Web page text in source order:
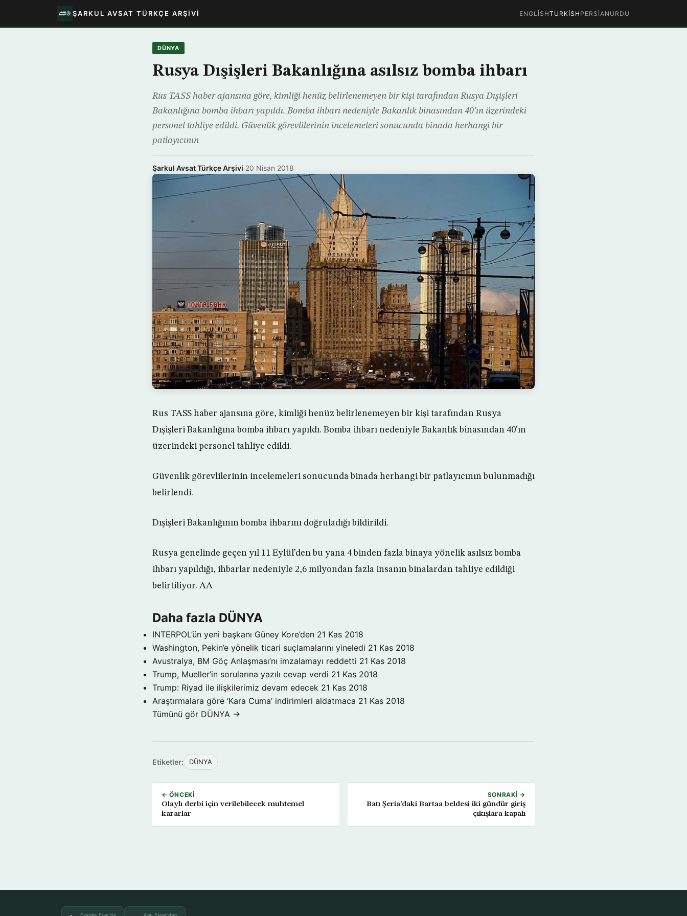
ŞARKUL AVSAT TÜRKÇE ARŞIVI ENGLISHTURKISH PERSIAN URDU
DÜNYA
Rusya Dışişleri Bakanlığına asılsız bomba ihbarı
Rus TASS haber ajansına göre, kimliği henüz belirlenemeyen bir kişi tarafından Rusya Dışişleri
Bakanlığına bomba ihbarı yapıldı. Bomba ihbarı nedeniyle Bakanlık binasından 40’ın üzerindeki
personel tahliye edildi. Güvenlik görevlilerinin incelemeleri sonucunda binada herhangi bir
patlayıcının
Şarkul Avsat Türkçe Arşivi·20 Nisan 2018
Rus TASS haber ajansına göre, kimliği henüz belirlenemeyen bir kişi tarafından Rusya
Dışişleri Bakanlığına bomba ihbarı yapıldı. Bomba ihbarı nedeniyle Bakanlık binasından 40’ın
üzerindeki personel tahliye edildi.
Güvenlik görevlilerinin incelemeleri sonucunda binada herhangi bir patlayıcının bulunmadığı
belirlendi.
Dışişleri Bakanlığının bomba ihbarını doğruladığı bildirildi.
Rusya genelinde geçen yıl 11 Eylül’den bu yana 4 binden fazla binaya yönelik asılsız bomba
ihbarı yapıldığı, ihbarlar nedeniyle 2,6 milyondan fazla insanın binalardan tahliye edildiği
belirtiliyor. AA
Daha fazla DÜNYA
INTERPOL’ün yeni başkanı Güney Kore’den 21 Kas 2018
Washington, Pekin’e yönelik ticari suçlamalarını yineledi 21 Kas 2018
Avustralya, BM Göç Anlaşması’nı imzalamayı reddetti 21 Kas 2018
Trump, Mueller’in sorularına yazılı cevap verdi 21 Kas 2018
Trump: Riyad ile ilişkilerimiz devam edecek 21 Kas 2018
Araştırmalara göre ‘Kara Cuma’ indirimleri aldatmaca 21 Kas 2018
Tümünü gör DÜNYA →
Etiketler: DÜNYA
← ÖNCEKI
Olaylı derbi için verilebilecek muhtemel
kararlar
SONRAKI →
Batı Şeria’daki Bartaa beldesi iki gündür giriş
çıkışlara kapalı
Google Play'de App Store'dan